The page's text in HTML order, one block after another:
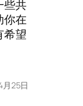
些共
你在
希望
月25日